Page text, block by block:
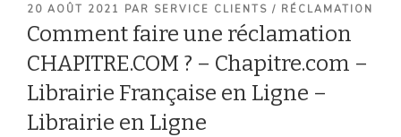
PUBLIÉ
LE
20 AOÛT 2021 PAR SERVICE CLIENTS / RÉCLAMATION
Comment faire une réclamation
CHAPITRE.COM ? – Chapitre.com –
Librairie Française en Ligne –
Librairie en Ligne